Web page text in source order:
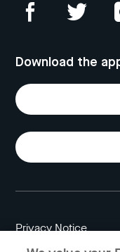
Download the
Privacy Notice